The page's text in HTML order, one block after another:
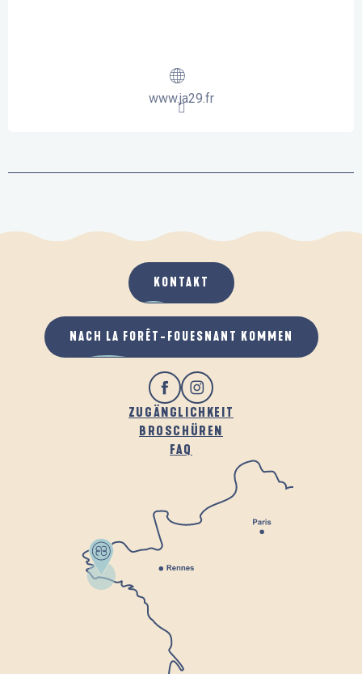
www.ja29.fr
ZUGÄNGLICHKEIT
BROSCHÜREN
FAQ
KONTAKT
NACH LA FORÊT-FOUESNANT KOMMEN